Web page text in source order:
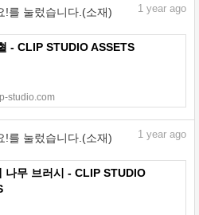
!를 눌렀습니다.(소재) 1 year ago
- CLIP STUDIO ASSETS
studio.com
!를 눌렀습니다.(소재) 1 year ago
나무 브러시 - CLIP STUDIO